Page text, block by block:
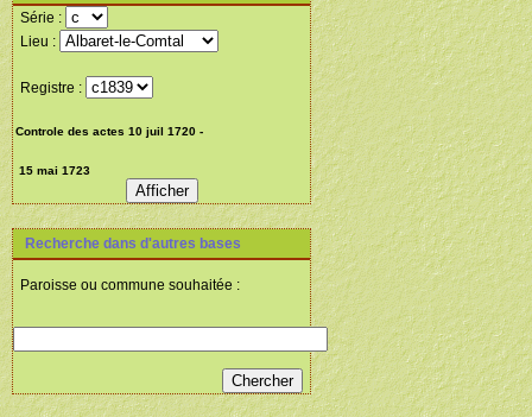
Série :
Lieu :
Registre :
Recherche dans d'autres bases
Paroisse ou commune souhaitée :